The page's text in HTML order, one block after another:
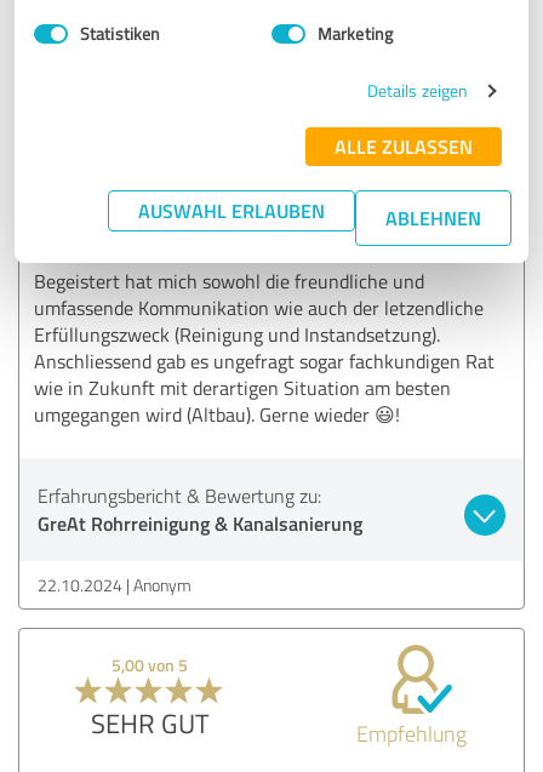
Statistiken Marketing
Details zeigen
ALLE ZULASSEN
AUSWAHL ERLAUBEN ABLEHNEN
SEHR GUT Empfehlung
Begeistert hat mich sowohl die freundliche und
umfassende Kommunikation wie auch der letzendliche
Erfüllungszweck (Reinigung und Instandsetzung).
Anschliessend gab es ungefragt sogar fachkundigen Rat
wie in Zukunft mit derartigen Situation am besten
umgegangen wird (Altbau). Gerne wieder 😃!
Erfahrungsbericht & Bewertung zu:
GreAt Rohrreinigung & Kanalsanierung
22.10.2024 Anonym
5,00 von 5
SEHR GUT Empfehlung